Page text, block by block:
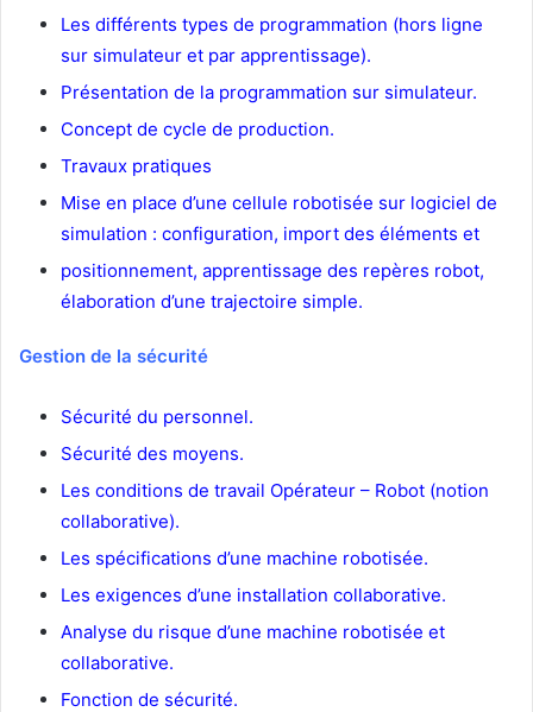
Les différents types de programmation (hors ligne
sur simulateur et par apprentissage).
Présentation de la programmation sur simulateur.
Concept de cycle de production.
Travaux pratiques
Mise en place d’une cellule robotisée sur logiciel de
simulation : configuration, import des éléments et
positionnement, apprentissage des repères robot,
élaboration d’une trajectoire simple.
Gestion de la sécurité
Sécurité du personnel.
Sécurité des moyens.
Les conditions de travail Opérateur – Robot (notion
collaborative).
Les spécifications d’une machine robotisée.
Les exigences d’une installation collaborative.
Analyse du risque d’une machine robotisée et
collaborative.
Fonction de sécurité.